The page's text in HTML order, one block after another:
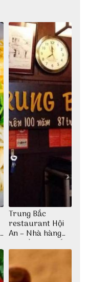
Trung Bắc
restaurant Hội
An – Nhà hàng
cao lầu có thiết
kế vô cùng ấn
tượng giữa lòng
phố Hội